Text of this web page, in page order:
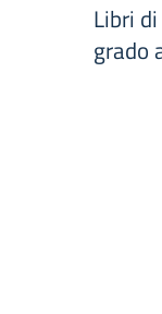
Libri
grado